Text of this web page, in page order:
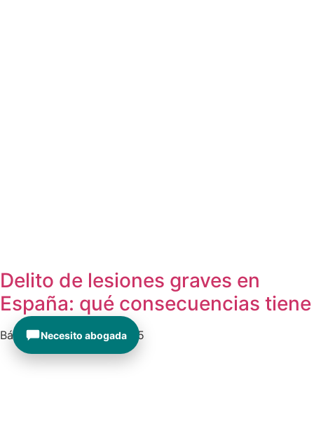
Delito de lesiones graves en
España: qué consecuencias tiene
Bárbara Antich 01/05/2025
Necesito abogada